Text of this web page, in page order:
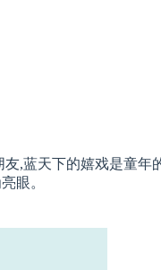
,蓝天下的嬉戏是童
眼。